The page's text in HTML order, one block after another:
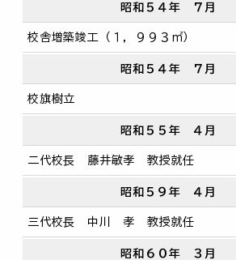
昭和５４年 ７月
校舎増築竣工（１，９９３㎡）
昭和５４年 ７月
校旗樹立
昭和５５年 ４月
二代校長 藤井敏孝 教授就任
昭和５９年 ４月
三代校長 中川 孝 教授就任
昭和６０年 ３月